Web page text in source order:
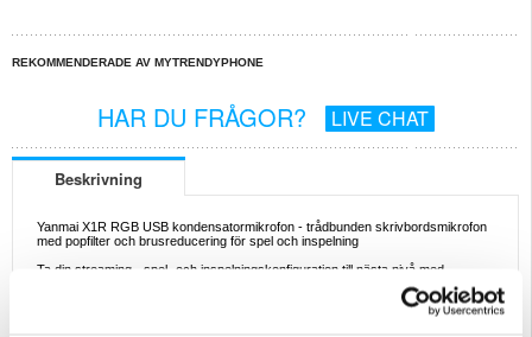
REKOMMENDERADE AV MYTRENDYPHONE
HAR DU FRÅGOR? LIVE CHAT
Beskrivning
Yanmai X1R RGB USB kondensatormikrofon - trådbunden skrivbordsmikrofon
med popfilter och brusreducering för spel och inspelning
Ta din streaming-, spel- och inspelningskonfiguration till nästa nivå med
YANMAI X1R RGB USB-kondensatormikrofonen. Med livlig RGB-belysning,
professionell ljudklarhet och användarvänliga kontroller levererar den här
skrivbordsmikrofonen prestanda och stil i ett snyggt paket. Oavsett om du